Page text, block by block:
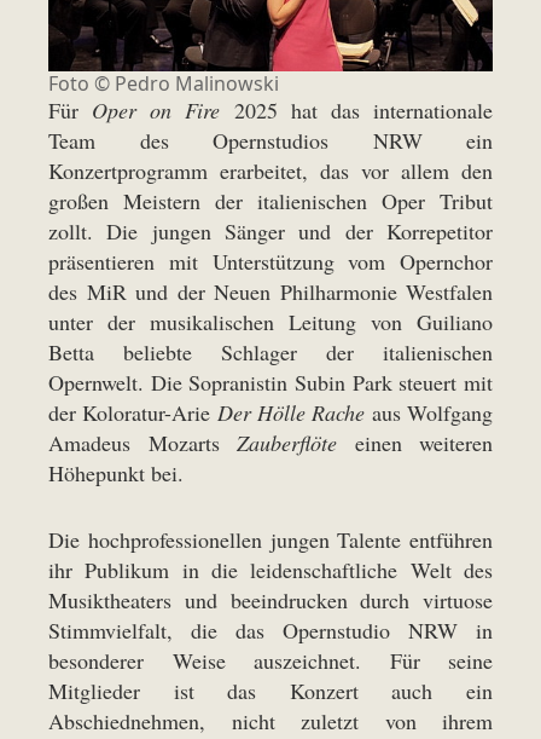
Foto © Pedro Malinowski
Für Oper on Fire 2025 hat das internationale
Team des Opernstudios NRW ein
Konzertprogramm erarbeitet, das vor allem den
großen Meistern der italienischen Oper Tribut
zollt. Die jungen Sänger und der Korrepetitor
präsentieren mit Unterstützung vom Opernchor
des MiR und der Neuen Philharmonie Westfalen
unter der musikalischen Leitung von Guiliano
Betta beliebte Schlager der italienischen
Opernwelt. Die Sopranistin Subin Park steuert mit
der Koloratur-Arie Der Hölle Rache aus Wolfgang
Amadeus Mozarts Zauberflöte einen weiteren
Höhepunkt bei.
Die hochprofessionellen jungen Talente entführen
ihr Publikum in die leidenschaftliche Welt des
Musiktheaters und beeindrucken durch virtuose
Stimmvielfalt, die das Opernstudio NRW in
besonderer Weise auszeichnet. Für seine
Mitglieder ist das Konzert auch ein
Abschiednehmen, nicht zuletzt von ihrem